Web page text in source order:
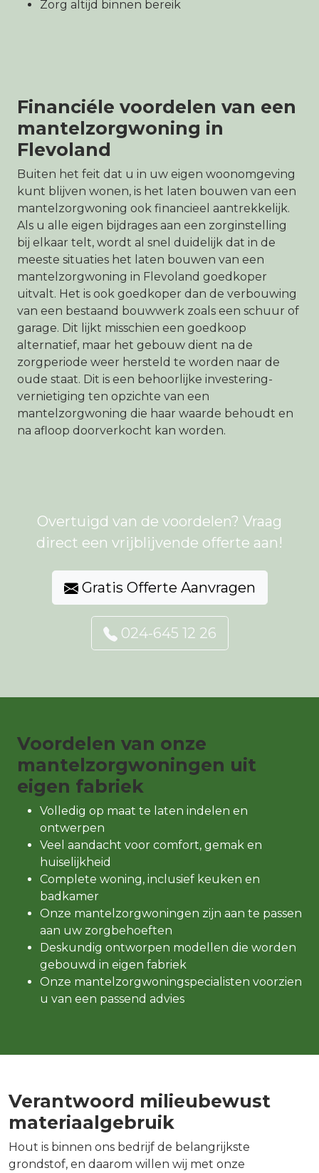
Zorg altijd binnen bereik
Financiéle voordelen van een
mantelzorgwoning in
Flevoland
Buiten het feit dat u in uw eigen woonomgeving
kunt blijven wonen, is het laten bouwen van een
mantelzorgwoning ook financieel aantrekkelijk.
Als u alle eigen bijdrages aan een zorginstelling
bij elkaar telt, wordt al snel duidelijk dat in de
meeste situaties het laten bouwen van een
mantelzorgwoning in Flevoland goedkoper
uitvalt. Het is ook goedkoper dan de verbouwing
van een bestaand bouwwerk zoals een schuur of
garage. Dit lijkt misschien een goedkoop
alternatief, maar het gebouw dient na de
zorgperiode weer hersteld te worden naar de
oude staat. Dit is een behoorlijke investering-
vernietiging ten opzichte van een
mantelzorgwoning die haar waarde behoudt en
na afloop doorverkocht kan worden.
Overtuigd van de voordelen? Vraag
direct een vrijblijvende offerte aan!
Gratis Offerte Aanvragen
024-645 12 26
Voordelen van onze
mantelzorgwoningen uit
eigen fabriek
Volledig op maat te laten indelen en
ontwerpen
Veel aandacht voor comfort, gemak en
huiselijkheid
Complete woning, inclusief keuken en
badkamer
Onze mantelzorgwoningen zijn aan te passen
aan uw zorgbehoeften
Deskundig ontworpen modellen die worden
gebouwd in eigen fabriek
Onze mantelzorgwoningspecialisten voorzien
u van een passend advies
Verantwoord milieubewust
materiaalgebruik
Hout is binnen ons bedrijf de belangrijkste
grondstof, en daarom willen wij met onze